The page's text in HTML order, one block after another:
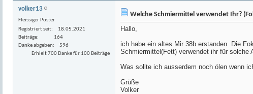
volker13
Fleissiger Poster
Registriert seit
18.05.2021
Beiträge
164
Danke abgeben
596
Erhielt 700 Danke für 100 Beiträge
Welche Schmiermittel verwendet Ihr?
Hallo,
ich habe ein altes Mir 38b erstanden. Die
Schmiermittel(Fett) verwendet ihr für solche
Was sollte ich ausserdem noch ölen wenn
Grüße
Volker